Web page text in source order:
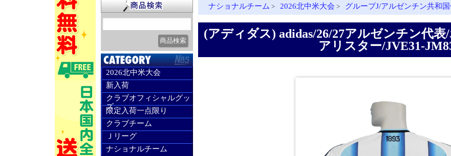
2026北中米大会
新入荷
クラブオフィシャルグッ
ズ
限定入荷一点限り
クラブチーム
Ｊリーグ
ナショナルチーム
ナショナルチーム > 2026北中米大会 > グループJ/アルゼンチン共和
(アディダス) adidas/26/27アルゼンチン代表
アリスター/JVE31-